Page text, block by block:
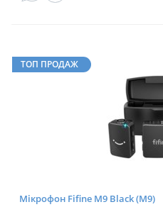
ТОП ПРОДАЖ
Мікрофон Fifine M9 Black (M9)